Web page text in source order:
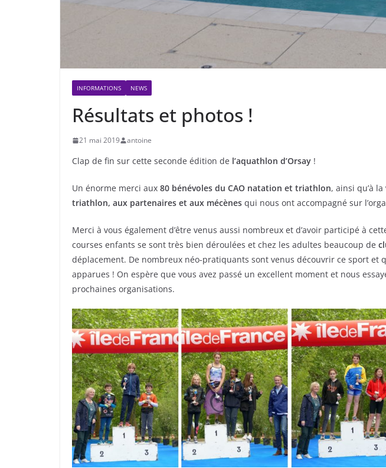
INFORMATIONS NEWS
Résultats et photos !
21 mai 2019 antoine
Clap de fin sur cette seconde édition de l’aquathlon d’Orsay !
Un énorme merci aux 80 bénévoles du CAO natation et triathlon, ainsi qu’à la
triathlon, aux partenaires et aux mécènes qui nous ont accompagné sur
Merci à vous également d’être venus aussi nombreux et d’avoir participé à
courses enfants se sont très bien déroulées et chez les adultes beaucoup de
déplacement. De nombreux néo-pratiquants sont venus découvrir ce sport et
apparues ! On espère que vous avez passé un excellent moment et nous
prochaines organisations.